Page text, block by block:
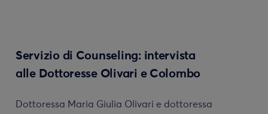
Servizio di Counseling: intervista
alle Dottoresse Olivari e Colombo
Dottoressa Maria Giulia Olivari e dottoressa